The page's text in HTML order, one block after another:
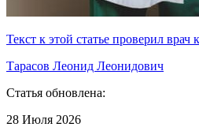
Текст к этой статье проверил врач
Тарасов Леонид Леонидович
Статья обновлена:
28 Июля 2026